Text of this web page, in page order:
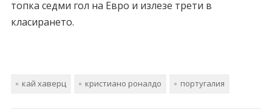
топка седми гол на Евро и излезе трети в
класирането.
кай хаверц кристиано роналдо португалия